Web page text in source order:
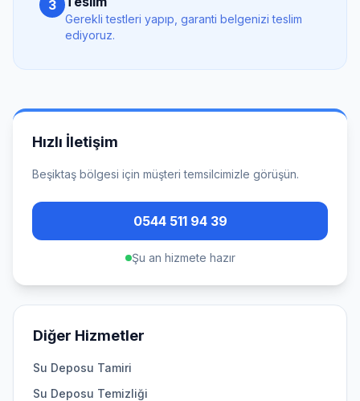
3
Gerekli testleri yapıp, garanti belgenizi teslim
ediyoruz.
Hızlı İletişim
Beşiktaş bölgesi için müşteri temsilcimizle görüşün.
0544 511 94 39
Şu an hizmete hazır
Diğer Hizmetler
Su Deposu Tamiri
Su Deposu Temizliği